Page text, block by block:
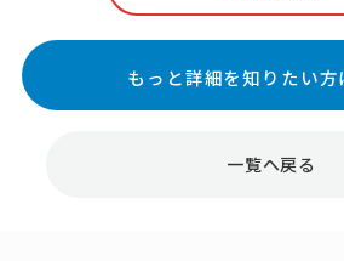
もっと詳細を知りたい方
一覧へ戻る